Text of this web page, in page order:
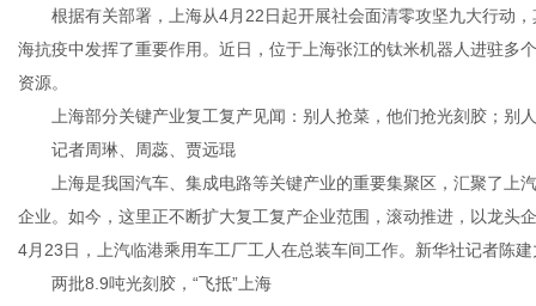
根据有关部署，上海从4月22日起开展社会面清零攻坚九大行动，
海抗疫中发挥了重要作用。近日，位于上海张江的钛米机器人进驻多
资源。
上海部分关键产业复工复产见闻：别人抢菜，他们抢光刻胶；别
记者周琳、周蕊、贾远琨
上海是我国汽车、集成电路等关键产业的重要集聚区，汇聚了上
企业。如今，这里正不断扩大复工复产企业范围，滚动推进，以龙头
4月23日，上汽临港乘用车工厂工人在总装车间工作。新华社记者陈建
两批8.9吨光刻胶，“飞抵”上海